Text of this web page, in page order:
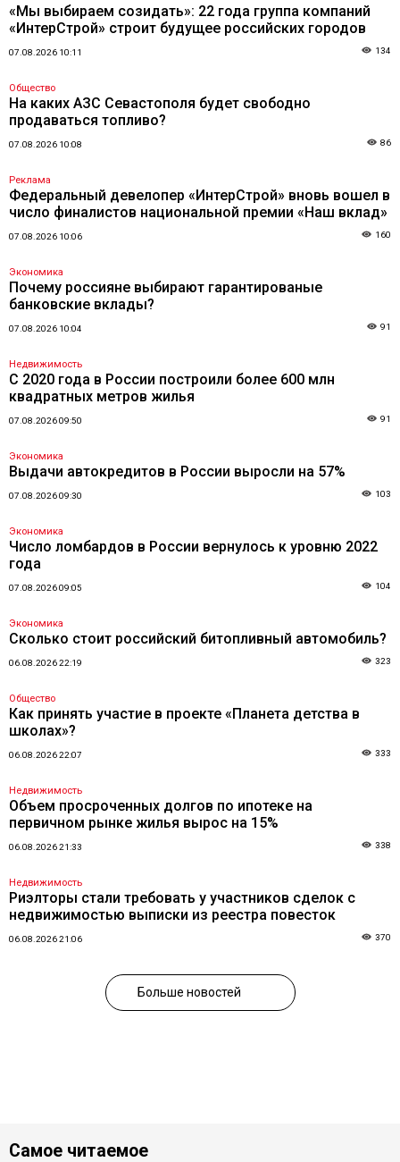
«Мы выбираем созидать»: 22 года группа компаний
«ИнтерСтрой» строит будущее российских городов
07.08.2026 10:11 134
Общество
На каких АЗС Севастополя будет свободно
продаваться топливо?
07.08.2026 10:08 86
Реклама
Федеральный девелопер «ИнтерСтрой» вновь вошел в
число финалистов национальной премии «Наш вклад»
07.08.2026 10:06 160
Экономика
Почему россияне выбирают гарантированые
банковские вклады?
07.08.2026 10:04 91
Недвижимость
С 2020 года в России построили более 600 млн
квадратных метров жилья
07.08.2026 09:50 91
Экономика
Выдачи автокредитов в России выросли на 57%
07.08.2026 09:30 103
Экономика
Число ломбардов в России вернулось к уровню 2022
года
07.08.2026 09:05 104
Экономика
Сколько стоит российский битопливный автомобиль?
06.08.2026 22:19 323
Общество
Как принять участие в проекте «Планета детства в
школах»?
06.08.2026 22:07 333
Недвижимость
Объем просроченных долгов по ипотеке на
первичном рынке жилья вырос на 15%
06.08.2026 21:33 338
Недвижимость
Риэлторы стали требовать у участников сделок с
недвижимостью выписки из реестра повесток
06.08.2026 21:06 370
Больше новостей
Самое читаемое